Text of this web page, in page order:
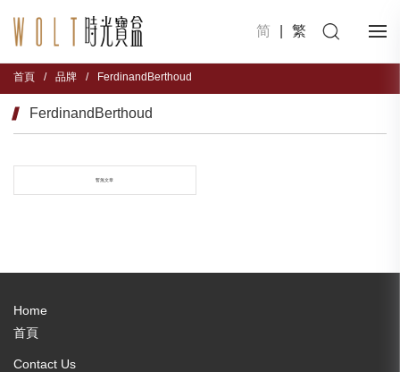
简 繁
首頁 / 品牌 / FerdinandBerthoud
FerdinandBerthoud
暫無文章
Home
首頁
Contact Us